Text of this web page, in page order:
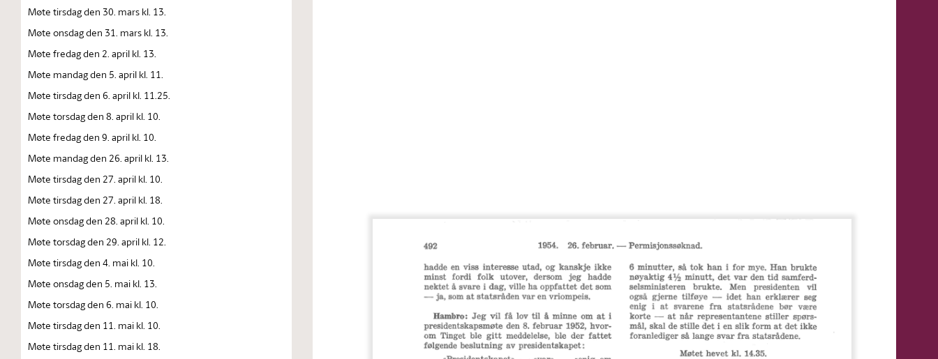
Møte tirsdag den 30. mars kl. 13.
Møte onsdag den 31. mars kl. 13.
Møte fredag den 2. april kl. 13.
Møte mandag den 5. april kl. 11.
Møte tirsdag den 6. april kl. 11.25.
Møte torsdag den 8. april kl. 10.
Møte fredag den 9. april kl. 10.
Møte mandag den 26. april kl. 13.
Møte tirsdag den 27. april kl. 10.
Møte tirsdag den 27. april kl. 18.
Møte onsdag den 28. april kl. 10.
Møte torsdag den 29. april kl. 12.
Møte tirsdag den 4. mai kl. 10.
Møte onsdag den 5. mai kl. 13.
Møte torsdag den 6. mai kl. 10.
Møte tirsdag den 11. mai kl. 10.
Møte tirsdag den 11. mai kl. 18.